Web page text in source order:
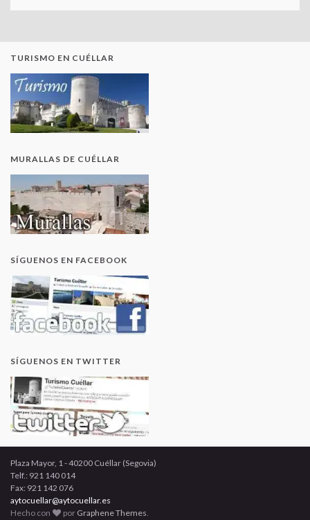
TURISMO EN CUÉLLAR
MURALLAS DE CUÉLLAR
SÍGUENOS EN FACEBOOK
SÍGUENOS EN TWITTER
Plaza Mayor, 1 - 40200 Cuéllar (Segovia)
Telf.: 921 140 014
Fax: 921 142 076
aytocuellar@aytocuellar.es
Hecho con
por Graphene Themes.